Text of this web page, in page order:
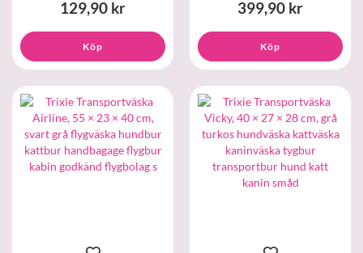
129,90 kr
Köp
399,90 kr
Köp